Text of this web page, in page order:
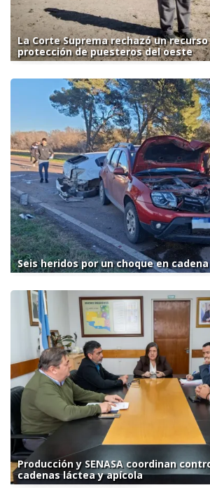
La Corte Suprema rechazó un
protección de puesteros del oeste
Seis heridos por un choque en
Producción y SENASA coordinan
cadenas láctea y apícola